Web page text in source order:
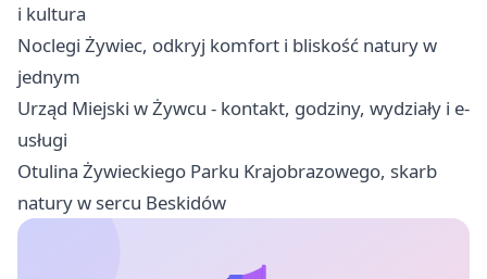
i kultura
Noclegi Żywiec, odkryj komfort i bliskość natury w
jednym
Urząd Miejski w Żywcu - kontakt, godziny, wydziały i e-
usługi
Otulina Żywieckiego Parku Krajobrazowego, skarb
natury w sercu Beskidów